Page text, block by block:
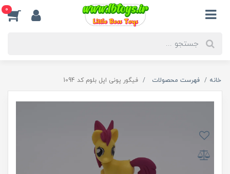
0
خانه فهرست محصولات فیگور پونی اپل بلوم کد 1094